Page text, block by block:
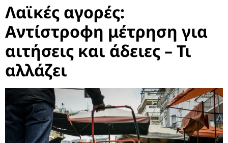
Λαϊκές αγορές:
Αντίστροφη μέτρηση για
αιτήσεις και άδειες – Τι
αλλάζει